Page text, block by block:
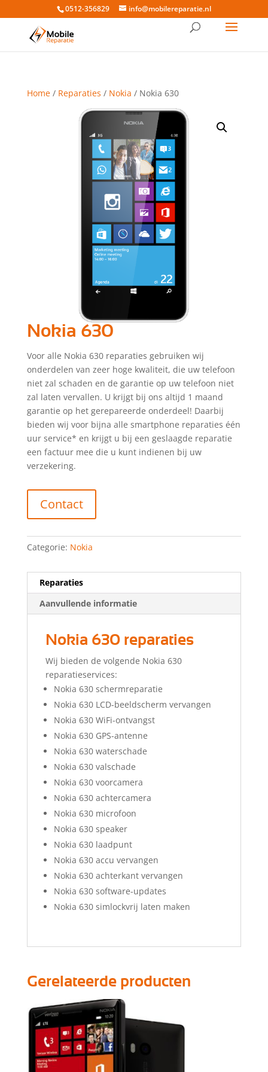
0512-356829 info@mobilereparatie.nl
Home/ Reparaties / Nokia / Nokia 630
Nokia 630
Voor alle Nokia 630 reparaties gebruiken wij
onderdelen van zeer hoge kwaliteit, die uw telefoon
niet zal schaden en de garantie op uw telefoon niet
zal laten vervallen. U krijgt bij ons altijd 1 maand
garantie op het gerepareerde onderdeel! Daarbij
bieden wij voor bijna alle smartphone reparaties één
uur service* en krijgt u bij een geslaagde reparatie
een factuur mee die u kunt indienen bij uw
verzekering.
Contact
Categorie: Nokia
Reparaties
Aanvullende informatie
Nokia 630 reparaties
Wij bieden de volgende Nokia 630
reparatieservices:
Nokia 630 schermreparatie
Nokia 630 LCD-beeldscherm vervangen
Nokia 630 WiFi-ontvangst
Nokia 630 GPS-antenne
Nokia 630 waterschade
Nokia 630 valschade
Nokia 630 voorcamera
Nokia 630 achtercamera
Nokia 630 microfoon
Nokia 630 speaker
Nokia 630 laadpunt
Nokia 630 accu vervangen
Nokia 630 achterkant vervangen
Nokia 630 software-updates
Nokia 630 simlockvrij laten maken
Gerelateerde producten